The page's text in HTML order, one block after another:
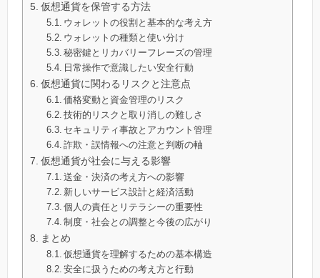
仮想通貨を保管する方法
ウォレットの役割と基本的な考え方
ウォレットの種類と使い分け
秘密鍵とリカバリーフレーズの管理
日常操作で意識したい安全行動
仮想通貨に関わるリスクと注意点
価格変動と資金管理のリスク
技術的リスクと取り消しの難しさ
セキュリティ事故とアカウント管理
詐欺・誤情報への注意と判断の軸
仮想通貨が社会に与える影響
送金・決済の考え方への影響
新しいサービス設計と経済活動
個人の責任とリテラシーの重要性
制度・社会との調整と今後の広がり
まとめ
仮想通貨を理解するための基本構造
安全に扱うための考え方と行動